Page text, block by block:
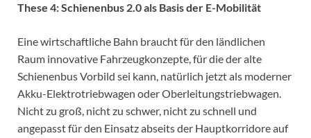
These 4: Schienenbus 2.0 als Basis der E-Mobilität
Eine wirtschaftliche Bahn braucht für den ländlichen
Raum innovative Fahrzeugkonzepte, für die der alte
Schienenbus Vorbild sei kann, natürlich jetzt als moderner
Akku-Elektrotriebwagen oder Oberleitungstriebwagen.
Nicht zu groß, nicht zu schwer, nicht zu schnell und
angepasst für den Einsatz abseits der Hauptkorridore auf